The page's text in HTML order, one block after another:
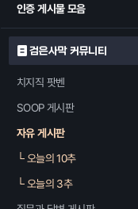
인증 게시물 모음
검은사막 커뮤니티
치지직 팟벤
SOOP 게시판
자유 게시판
└오늘의 10추
└오늘의 3추